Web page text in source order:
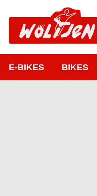
E-BIKES BIKES